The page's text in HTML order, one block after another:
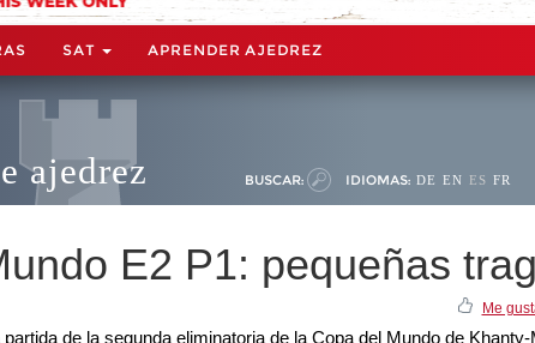
SAT APRENDER AJEDREZ
ajedrez BUSCAR: IDIOMAS: DE EN ES FR
E2 P1: pequeñas
Me
de la segunda eliminatoria de la Copa del Mundo de